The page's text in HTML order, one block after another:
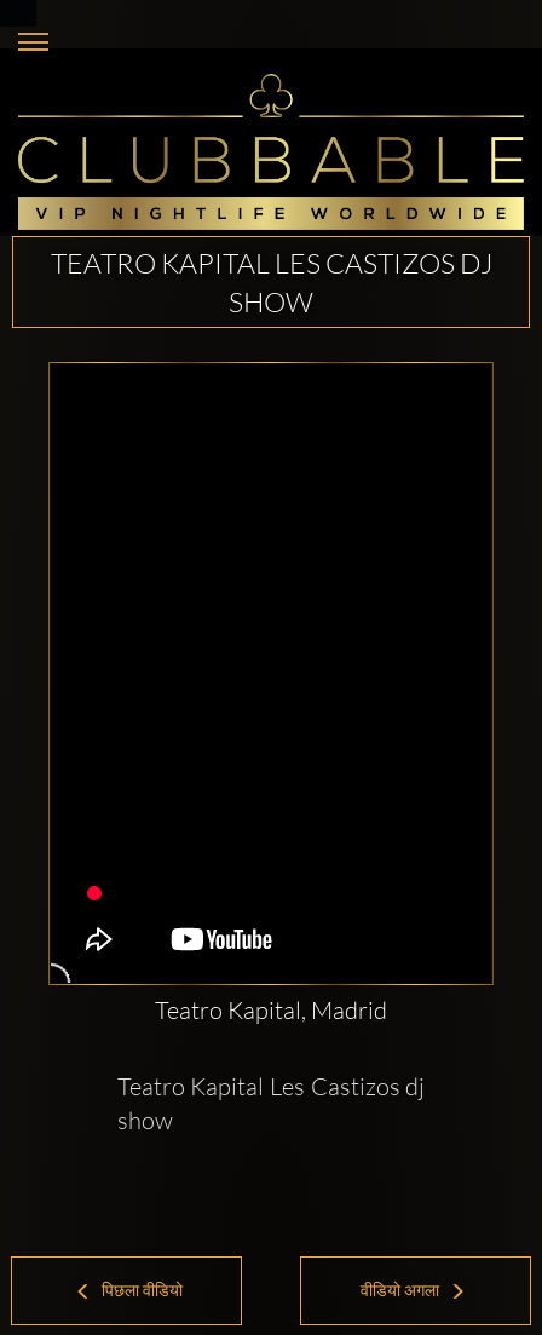
TEATRO KAPITAL LES CASTIZOS DJ
SHOW
Teatro Kapital, Madrid
Teatro Kapital Les Castizos dj
show
पिछला वीडियो वीडियो अगला